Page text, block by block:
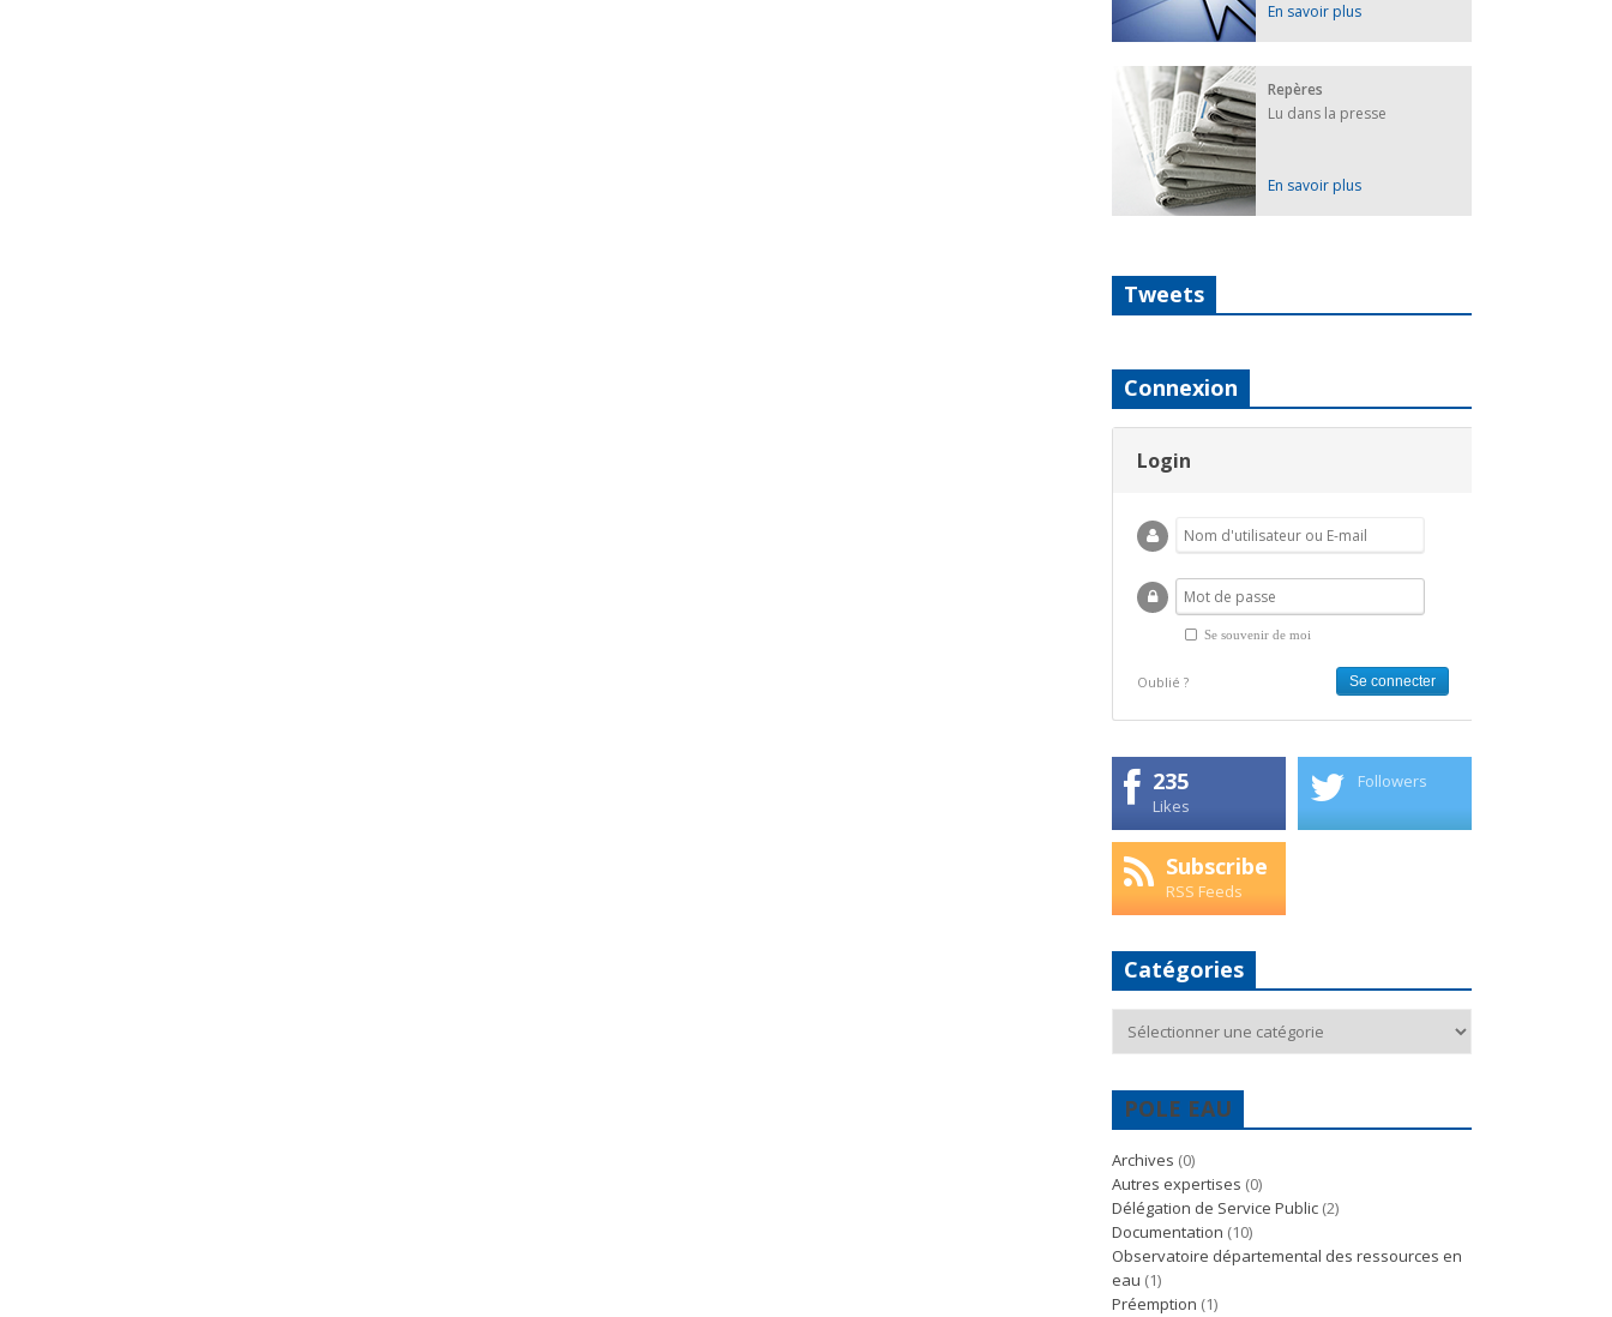
En savoir plus
Repères
Lu dans la presse
En savoir plus
Tweets
Connexion
Login
Se souvenir de moi
Oublié ?
235
Likes
Followers
Subscribe
RSS Feeds
Catégories
POLE EAU
Archives (0)
Autres expertises (0)
Délégation de Service Public (2)
Documentation (10)
Observatoire départemental des ressources en
eau (1)
Préemption (1)